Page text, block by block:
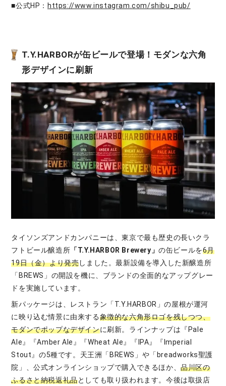
■公式HP： https://www.instagram.com/shibu_pub/
T.Y.HARBORが缶ビールで登場！モダンな六角
形デザインに刷新
タイソンズアンドカンパニーは、東京で最も歴史の長いクラ
フトビール醸造所 「T.Y.HARBOR Brewery」の缶ビールを6月
19日（金）より発売しました。最新設備を導入した新醸造所
「BREWS」の開設を機に、ブランドの全面的なアップグレー
ドを実施しています。
新パッケージは、レストラン「T.Y.HARBOR」の屋根が運河
に映り込む情景に由来する象徴的な六角形ロゴを残しつつ、
モダンでポップなデザインに刷新。ラインナップは『Pale
Ale』『Amber Ale』『Wheat Ale』『IPA』『Imperial
Stout』の5種です。天王洲「BREWS」や「breadworks聖護
院」、公式オンラインショップで購入できるほか、品川区の
ふるさと納税返礼品としても取り扱われます。今後は取扱店